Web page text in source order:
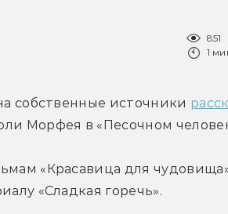
851
1
собственные источники
Морфея в «Песочном
«Красавица для
«Сладкая горечь».